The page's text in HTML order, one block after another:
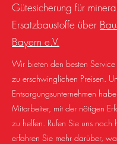
Gütesicherung für
Ersatzbaustoffe über
Bayern e.V.
Wir bieten den besten
zu erschwinglichen Preisen.
Entsorgungsunternehmen
Mitarbeiter, mit der nötigen
zu helfen. Rufen Sie uns noch
erfahren Sie mehr darüber,